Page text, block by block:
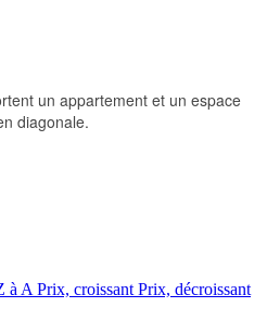
un appartement et un espace
diagonale.
à A Prix, croissant Prix, décroissant